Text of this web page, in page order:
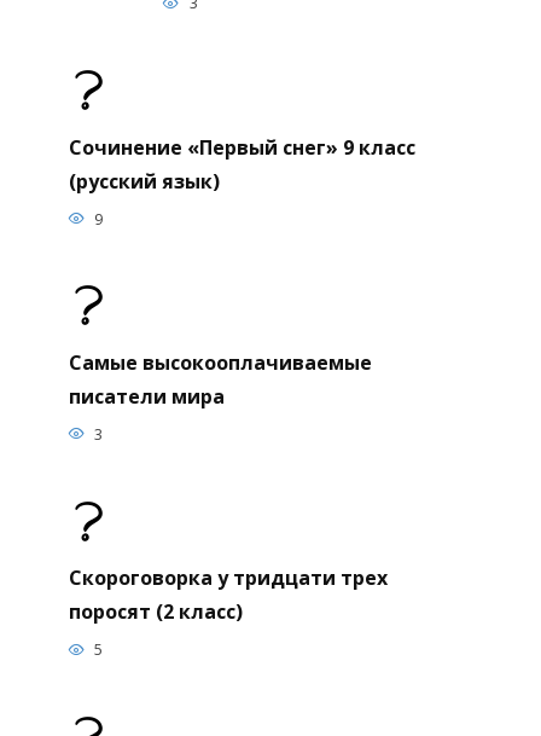
Сочинение «Первый снег» 9 класс
(русский язык)
9
Самые высокооплачиваемые
писатели мира
3
Скороговорка у тридцати трех
поросят (2 класс)
5